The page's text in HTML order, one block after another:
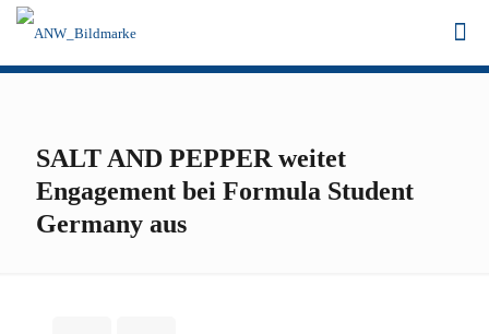
SALT AND PEPPER weitet
Engagement bei Formula Student
Germany aus